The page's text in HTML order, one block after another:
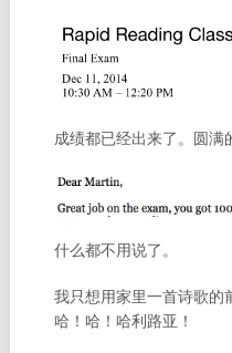
成绩都已经出来了。圆满
什么都不用说了。
我只想用家里一首诗歌的
哈！哈！哈利路亚！